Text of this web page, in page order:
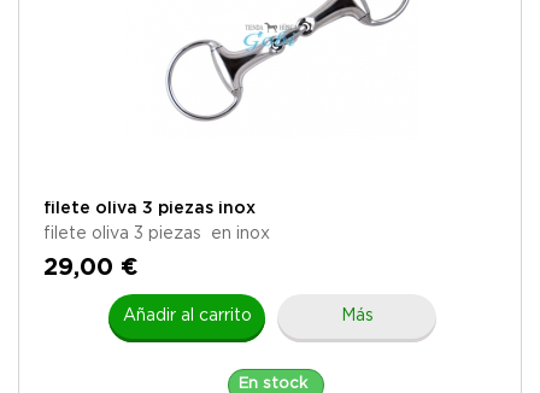
filete oliva 3 piezas inox
filete oliva 3 piezas en inox
29,00 €
Añadir al carrito Más
En stock